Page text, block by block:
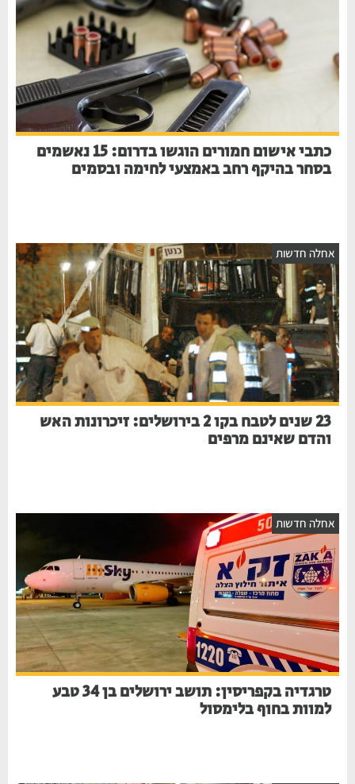
כתבי אישום חמורים הוגשו בדרום: 15 נאשמים
בסחר בהיקף רחב באמצעי לחימה ובסמים
חדשות
23 שנים לטבח בקו 2 בירושלים: זיכרונות האש
והדם שאינם מרפים
חדשות
טרגדיה בקפריסין: תושב ירושלים בן 34 טבע
למוות בחוף בלימסול